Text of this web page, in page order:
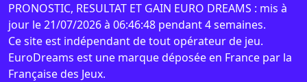
PRONOSTIC, RESULTAT ET GAIN EURO DREAMS : mis à
jour le 21/07/2026 à 06:46:48 pendant 4 semaines.
Ce site est indépendant de tout opérateur de jeu.
EuroDreams est une marque déposée en France par la
Française des Jeux.